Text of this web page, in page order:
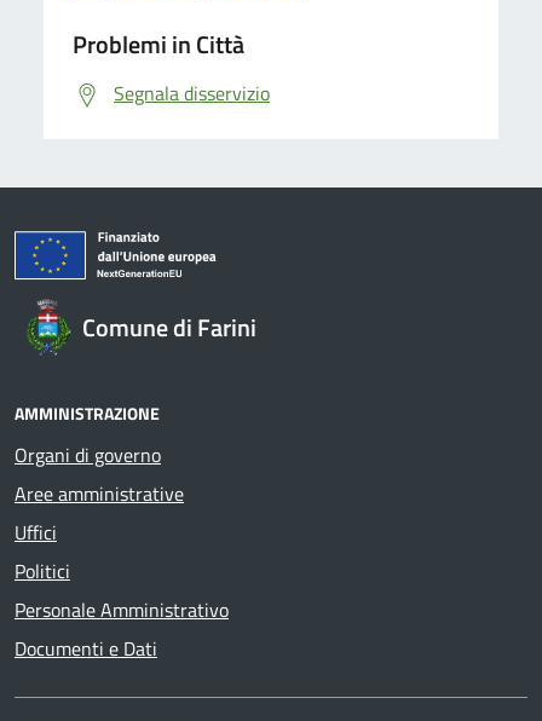
Problemi in Città
Segnala disservizio
Comune di Farini
AMMINISTRAZIONE
Organi di governo
Aree amministrative
Uffici
Politici
Personale Amministrativo
Documenti e Dati